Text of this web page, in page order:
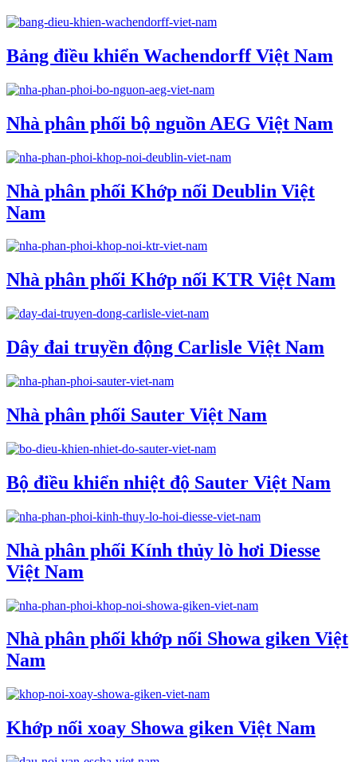
Bảng điều khiển Wachendorff Việt Nam
Nhà phân phối bộ nguồn AEG Việt Nam
Nhà phân phối Khớp nối Deublin Việt
Nam
Nhà phân phối Khớp nối KTR Việt Nam
Dây đai truyền động Carlisle Việt Nam
Nhà phân phối Sauter Việt Nam
Bộ điều khiển nhiệt độ Sauter Việt Nam
Nhà phân phối Kính thủy lò hơi Diesse
Việt Nam
Nhà phân phối khớp nối Showa giken Việt
Nam
Khớp nối xoay Showa giken Việt Nam